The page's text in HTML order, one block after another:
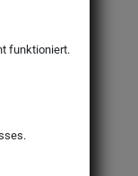
funktioniert.